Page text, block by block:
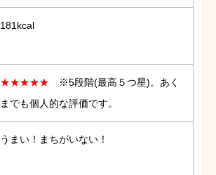
181kcal
★★★★★
※5段階(最高５つ星)。あく
までも個人的な評価です。
うまい！まちがいない！